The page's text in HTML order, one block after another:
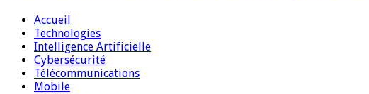
Accueil
Technologies
Intelligence Artificielle
Cybersécurité
Télécommunications
Mobile